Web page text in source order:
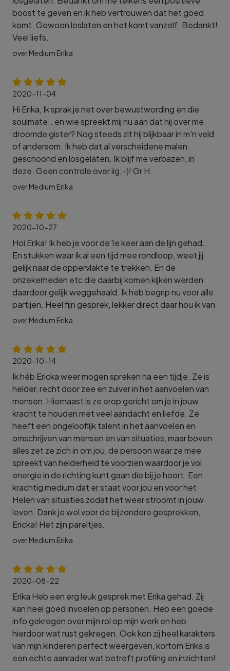
boost te geven en ik heb vertrouwen dat het goed
komt. Gewoon loslaten en het komt vanzelf. Bedankt!
Veel liefs.
over Medium Erika
2020-11-04
Hi Erika, Ik sprak je net over bewustwording en die
soulmate.. en wie spreekt mij nu aan dat hij over me
droomde gister? Nog steeds zit hij blijkbaar in m'n veld
of andersom. Ik heb dat al verscheidene malen
geschoond en losgelaten. Ik blijf me verbazen, in
deze. Geen controle over iig;-)! Gr H.
over Medium Erika
2020-10-27
Hoi Erika! Ik heb je voor de 1e keer aan de lijn gehad..
En stukken waar ik al een tijd mee rondloop, weet jij
gelijk naar de oppervlakte te trekken. En de
onzekerheden etc die daarbij komen kijken werden
daardoor gelijk weggehaald. Ik heb begrip nu voor alle
partijen. Heel fijn gesprek, lekker direct daar hou ik van
over Medium Erika
2020-10-14
Ik héb Ericka weer mogen spreken na een tijdje. Ze is
helder, recht door zee en zuiver in het aanvoelen van
mensen. Hiernaast is ze erop gericht om je in jouw
kracht te houden met veel aandacht en liefde. Ze
heeft een ongelooflijk talent in het aanvoelen en
omschrijven van mensen en van situaties, maar boven
alles zet ze zich in om jou, de persoon waar ze mee
spreekt van helderheid te voorzien waardoor je vol
energie in de richting kunt gaan die bij je hoort. Een
krachtig medium dat er staat voor jou en voor het
Helen van situaties zodat het weer stroomt in jouw
leven. Dank je wel voor de bijzondere gesprekken,
Ericka! Het zijn pareltjes.
over Medium Erika
2020-08-22
Erika Heb een erg leuk gesprek met Erika gehad. Zij
kan heel goed invoelen op personen. Heb een goede
info gekregen over mijn rol op mijn werk en heb
hierdoor wat rust gekregen. Ook kon zij heel karakters
van mijn kinderen perfect weergeven, kortom Erika is
een echte aanrader wat betreft profiling en inzichten!